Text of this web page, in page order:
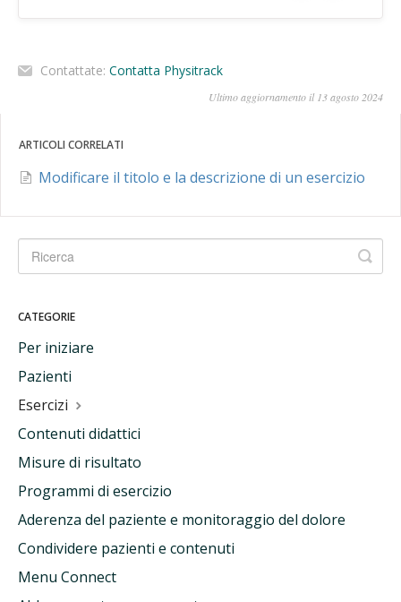
Contattate: Contatta Physitrack
Ultimo aggiornamento il 13 agosto 2024
ARTICOLI CORRELATI
Modificare il titolo e la descrizione di un esercizio
CATEGORIE
Per iniziare
Pazienti
Esercizi
Contenuti didattici
Misure di risultato
Programmi di esercizio
Aderenza del paziente e monitoraggio del dolore
Condividere pazienti e contenuti
Menu Connect